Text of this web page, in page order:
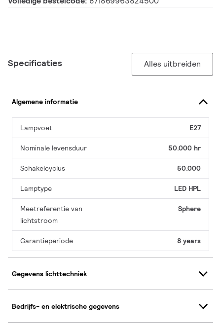
Specificaties Alles uitbreiden
Algemene informatie
Lampvoet E27
Nominale levensduur 50.000 hr
Schakelcyclus 50.000
Lamptype LED HPL
Meetreferentie van
lichtstroom
Sphere
Garantieperiode 8 years
Gegevens lichttechniek
Bedrijfs- en elektrische gegevens